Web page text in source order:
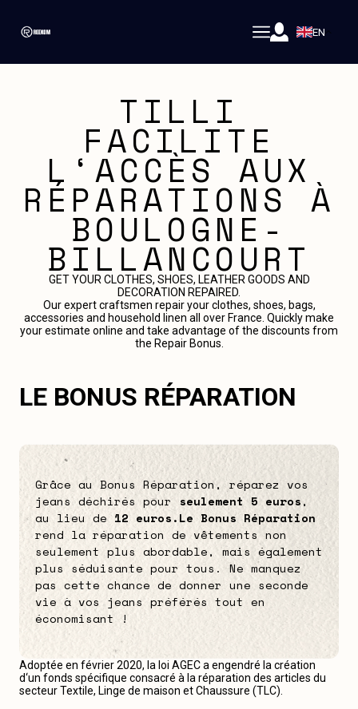
EN
TILLI
FACILITE
L‘ACCÈS AUX
RÉPARATIONS À
BOULOGNE-
BILLANCOURT
GET YOUR CLOTHES, SHOES, LEATHER GOODS AND
DECORATION REPAIRED.
Our expert craftsmen repair your clothes, shoes, bags,
accessories and household linen all over France. Quickly make
your estimate online and take advantage of the discounts from
the Repair Bonus.
LE BONUS RÉPARATION
Adoptée en février 2020, la loi AGEC a engendré la création
d‘un fonds spécifique consacré à la réparation des articles du
secteur Textile, Linge de maison et Chaussure (TLC).
Grâce au Bonus Réparation, réparez vos
jeans déchirés pour seulement 5 euros,
au lieu de 12 euros.Le Bonus Réparation
rend la réparation de vêtements non
seulement plus abordable, mais également
plus séduisante pour tous. Ne manquez
pas cette chance de donner une seconde
vie à vos jeans préférés tout en
économisant !